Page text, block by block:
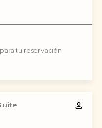
tu reservación.